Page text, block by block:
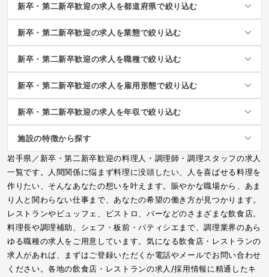
新卒・第二新卒歓迎の求人を都道府県で絞り込む
新卒・第二新卒歓迎の求人を業態で絞り込む
新卒・第二新卒歓迎の求人を職種で絞り込む
新卒・第二新卒歓迎の求人を雇用形態で絞り込む
新卒・第二新卒歓迎の求人を年収で絞り込む
施設の特徴から探す
岩手県／新卒・第二新卒歓迎の料理人・調理師・調理スタッフの求人
一覧です。人間関係に悩まず料理に没頭したい、人を喜ばせる料理を
作りたい、そんなあなたの想いを叶えます。賑やかな職場から、あま
り人と関わらない仕事まで、あなたの希望の働き方が見つかります。
レストランやビュッフェ、ビストロ、バーなどのさまざまな飲食店。
料理長や調理補助、シェフ・板前・パティシエまで、調理業界のあら
ゆる職種の求人をご用意しています。気になる飲食店・レストランの
求人があれば、まずはご登録いただくか電話やメールでお問い合わせ
ください。各地の飲食店・レストランの求人/採用情報に精通したキ